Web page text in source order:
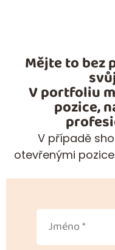
Mějte to bez
V portfoliu
pozice,
V případě
otevřenými